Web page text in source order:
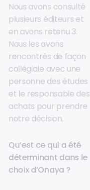
Nous avons consulté
plusieurs éditeurs et
en avons retenu 3.
Nous les avons
rencontrés de façon
collégiale avec une
personne des études
et le responsable des
achats pour prendre
notre décision.
Qu’est ce qui a été
déterminant dans le
choix d’Onaya ?